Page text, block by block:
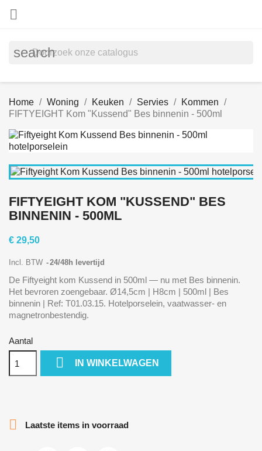

search
Home Woning Keuken Servies
Kommen
FIFTYEIGHT Kom "Kussend" Bes binnenin - 500ml
FIFTYEIGHT KOM "KUSSEND" BES
BINNENIN - 500ML
€ 29,50
Incl. BTW 24/48h levertijd
De Fiftyeight kom Kussend in 500ml — nu met Bes binnenin.
Het bevroren zoengebaar. Ø14,5cm | H8cm | 500ml | Bes
binnenin | Ref: T01.03.15. Hotelporselein, vaatwasser- en
magnetronbestendig.
Aantal
 IN WINKELWAGEN
 Laatste items in voorraad